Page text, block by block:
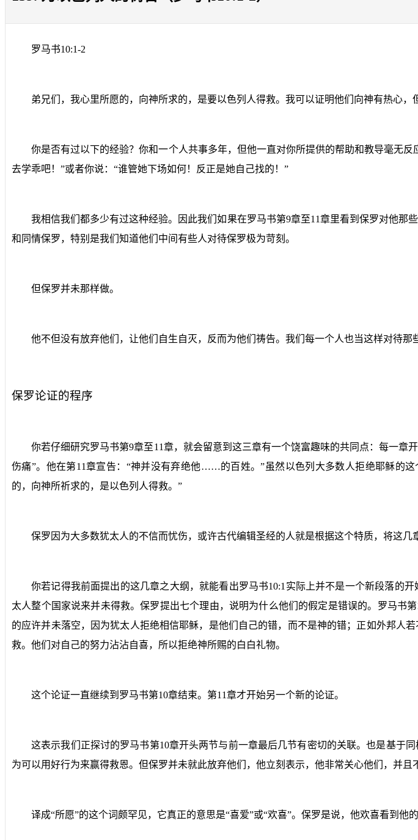
罗马书10:1-2
弟兄们，我心里所愿的，向神所求的，是要以色列人得救。我可以证明他们向神有热心，
你是否有过以下的经验？你和一个人共事多年，但他一直对你所提供的帮助和教导毫无
去学乖吧！”或者你说：“谁管她下场如何！反正是她自己找的！”
我相信我们都多少有过这种经验。因此我们如果在罗马书第9章至11章里看到保罗对他那
和同情保罗，特别是我们知道他们中间有些人对待保罗极为苛刻。
但保罗并未那样做。
他不但没有放弃他们，让他们自生自灭，反而为他们祷告。我们每一个人也当这样对待那
保罗论证的程序
你若仔细研究罗马书第9章至11章，就会留意到这三章有一个饶富趣味的共同点：每一章
伤痛”。他在第11章宣告：“神并没有弃绝他……的百姓。”虽然以色列大多数人拒绝耶稣的
的，向神所祈求的，是以色列人得救。”
保罗因为大多数犹太人的不信而忧伤，或许古代编辑圣经的人就是根据这个特质，将这几
你若记得我前面提出的这几章之大纲，就能看出罗马书10:1 实际上并不是一个新段落的
太人整个国家说来并未得救。保罗提出七个理由，说明为什么他们的假定是错误的。罗马书第
的应许并未落空，因为犹太人拒绝相信耶稣，是他们自己的错，而不是神的错；正如外邦人
救。他们对自己的努力沾沾自喜，所以拒绝神所赐的白白礼物。
这个论证一直继续到罗马书第10章结束。第11章才开始另一个新的论证。
这表示我们正探讨的罗马书第10章开头两节与前一章最后几节有密切的关联。也是基于
为可以用好行为来赢得救恩。但保罗并未就此放弃他们，他立刻表示，他非常关心他们，并且
译成“所愿”的这个词颇罕见，它真正的意思是“喜爱”或“欢喜”。保罗是说，他欢喜看到他的